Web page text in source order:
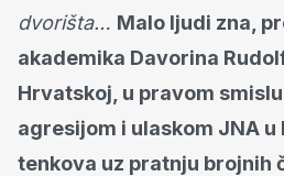
dvorišta… Malo ljudi zna,
akademika Davorina
Hrvatskoj, u pravom
agresijom i ulaskom JNA u
tenkova uz pratnju brojnih